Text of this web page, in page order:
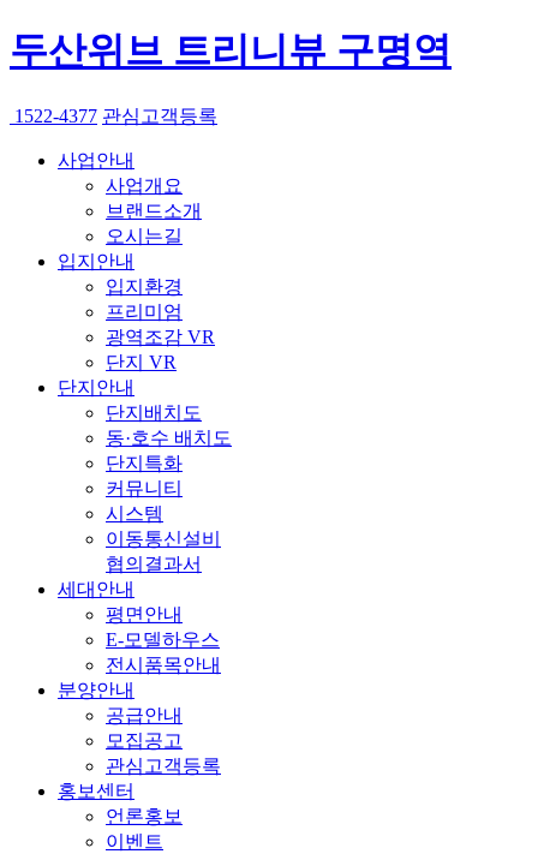
두산위브 트리니뷰 구명역
1522-4377 관심고객등록
사업안내
사업개요
브랜드소개
오시는길
입지안내
입지환경
프리미엄
광역조감 VR
단지 VR
단지안내
단지배치도
동·호수 배치도
단지특화
커뮤니티
시스템
이동통신설비
협의결과서
세대안내
평면안내
E-모델하우스
전시품목안내
분양안내
공급안내
모집공고
관심고객등록
홍보센터
언론홍보
이벤트